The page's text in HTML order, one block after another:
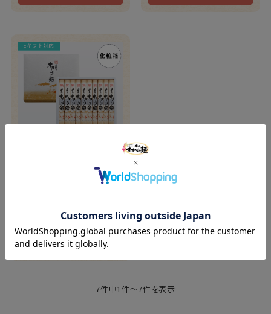
麺」化粧箱20人前【OH-
¥4,000(税込)
カートに入れる
7件中1件～7件を表示